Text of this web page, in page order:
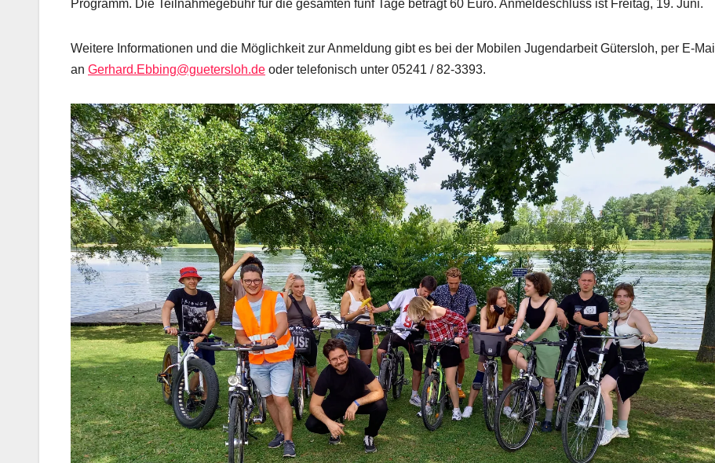
Programm. Die Teilnahmegebühr für die gesamten fünf Tage beträgt 60 Euro. Anmeldeschluss ist Freitag, 19. Juni.
Weitere Informationen und die Möglichkeit zur Anmeldung gibt es bei der Mobilen Jugendarbeit Gütersloh, per E-Mail
an Gerhard.Ebbing@guetersloh.de oder telefonisch unter 05241 / 82-3393.